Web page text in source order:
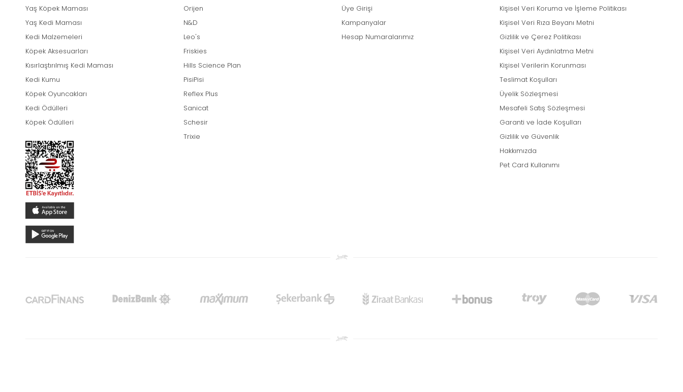
Yaş Köpek Maması
Yaş Kedi Maması
Kedi Malzemeleri
Köpek Aksesuarları
Kısırlaştırılmış Kedi Maması
Kedi Kumu
Köpek Oyuncakları
Kedi Ödülleri
Köpek Ödülleri
Orijen
N&D
Leo's
Friskies
Hills Science Plan
PisiPisi
Reflex Plus
Sanicat
Schesir
Trixie
Üye Girişi
Kampanyalar
Hesap Numaralarımız
Kişisel Veri Koruma ve İşleme Politikası
Kişisel Veri Rıza Beyanı Metni
Gizlilik ve Çerez Politikası
Kişisel Veri Aydınlatma Metni
Kişisel Verilerin Korunması
Teslimat Koşulları
Üyelik Sözleşmesi
Mesafeli Satış Sözleşmesi
Garanti ve İade Koşulları
Gizlilik ve Güvenlik
Hakkımızda
Pet Card Kullanımı